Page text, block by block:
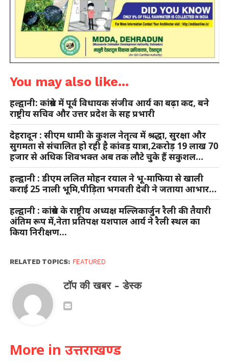
You may also like...
हल्द्वानी: कांग्रेस में पूर्व विधायक संजीव आर्य का बढ़ा कद, बने
राष्ट्रीय सचिव और उत्तर प्रदेश के सह प्रभारी
देहरादून : सीएम धामी के कुशल नेतृत्व में श्रद्धा, सुरक्षा और
सुगमता से संचालित हो रही है कांवड़ यात्रा,2करोड़ 19 लाख 70
हजार से अधिक शिवभक्त अब तक लौटे चुके हैं सकुशल…
हल्द्वानी : डीएम ललित मोहन रयाल ने भू-माफिया से खाली
कराई 25 नाली भूमि,पीड़िता भगवती देवी ने जताया आभार…
हल्द्वानी : कांग्रेस के राष्ट्रीय अध्यक्ष मल्लिकार्जुन रैली की तैयारी
अंतिम रूप में,नेता प्रतिपक्ष यशपाल आर्य ने रैली स्थल का
किया निरीक्षण…
RELATED TOPICS: FEATURED
टॉप की खबर - डेस्क
More in उत्तराखण्ड